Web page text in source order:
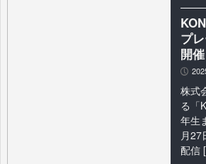
プ
開催
P
株式
る「
年生
月27
配信